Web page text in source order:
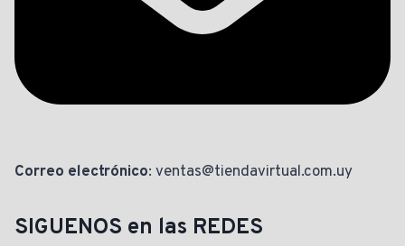
Correo electrónico: ventas@tiendavirtual.com.uy
SIGUENOS en las REDES